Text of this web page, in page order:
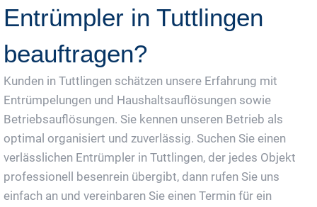
Entrümpler in Tuttlingen
beauftragen?
Kunden in Tuttlingen schätzen unsere Erfahrung mit
Entrümpelungen und Haushaltsauflösungen sowie
Betriebsauflösungen. Sie kennen unseren Betrieb als
optimal organisiert und zuverlässig. Suchen Sie einen
verlässlichen Entrümpler in Tuttlingen, der jedes Objekt
professionell besenrein übergibt, dann rufen Sie uns
einfach an und vereinbaren Sie einen Termin für ein